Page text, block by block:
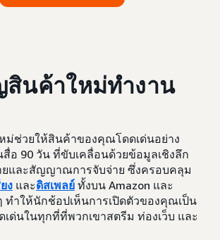
สินค้าใหม่ทำงาน
ม่ช่วยให้สินค้าของคุณโดดเด่นอย่าง
สื่อ 90 วัน ที่ขับเคลื่อนด้วยข้อมูลเชิงลึก
ยและสัญญาณการจับจ่าย ซึ่งครอบคลุม
ง และดิสเพลย์ ทั้งบน Amazon และ
ทำให้นักช้อปเห็นการเปิดตัวของคุณเป็น
เด่นในทุกที่ที่พวกเขาสตรีม ท่องเว็บ และ